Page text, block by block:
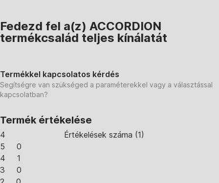
Fedezd fel a(z) ACCORDION
termékcsalád teljes kínálatát
Termékkel kapcsolatos kérdés
Segítségre van szükséged a paraméterekkel vagy a választással
kapcsolatban?
Termék értékelése
4 Értékelések száma (1)
5
0
4
1
3
0